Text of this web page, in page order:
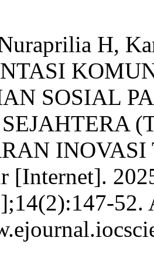
H,
SOSIAL
[Internet].
52.